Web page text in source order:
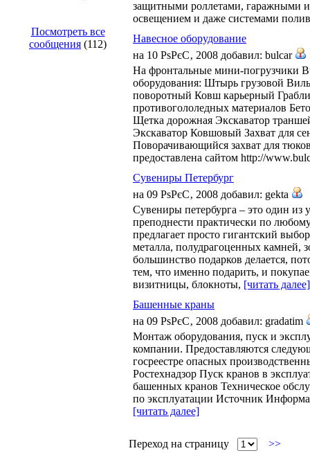
Посмотреть все
сообщения (112)
защитными роллетами, гаражными
освещением и даже системами
Навесное оборудование
на 10 РѕРєС‚ 2008 добавил: bulcar
На фронтальные мини-погрузчики
оборудования: Штырь грузовой
поворотный Ковш карьерный
противогололедных материалов
Щетка дорожная Экскаватор
Экскаватор Ковшовый Захват для
Поворачивающийся захват для
предоставлена сайтом http://
Сувениры Петербург
на 09 РѕРєС‚ 2008 добавил: gekta
Сувениры петербурга – это один
преподнести практически по
предлагает просто гигантский
металла, полудрагоценных камней,
большинство подарков делается,
тем, что именно подарить, и
визитницы, блокноты, [читать далее]
Башенные краны
на 09 РѕРєС‚ 2008 добавил: gradatim
Монтаж оборудования, пуск и
компании. Предоставляются
госреестре опасных
Ростехнадзор Пуск кранов в
башенных кранов Техническое
по эксплуатации Источник
[читать далее]
Переход на страницу >>